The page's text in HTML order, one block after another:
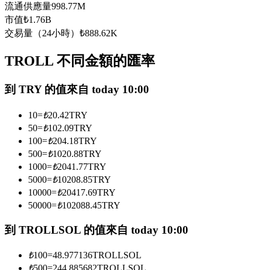
跟單
成為跟單交易員
坐享盈利分成和跟單分傭
流通供應量998.77M
市值₺1.76B
交易量（24小時） ₺888.62K
TROLL 不同金額的匯率
到 TRY 的值來自 today 10:00
10=₺20.42TRY
50=₺102.09TRY
100=₺204.18TRY
500=₺1020.88TRY
1000=₺2041.77TRY
5000=₺10208.85TRY
10000=₺20417.69TRY
50000=₺102088.45TRY
到 TROLLSOL 的值來自 today 10:00
₺100=48.977136TROLLSOL